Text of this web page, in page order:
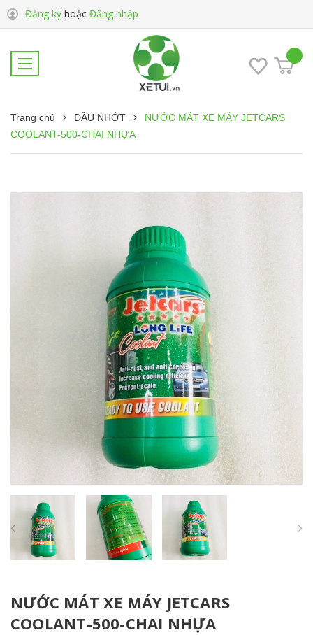
Đăng ký hoặc Đăng nhập
Trang chủ DẦU NHỚT
NƯỚC MÁT XE MÁY JETCARS
COOLANT-500-CHAI NHỰA
NƯỚC MÁT XE MÁY JETCARS
COOLANT-500-CHAI NHỰA